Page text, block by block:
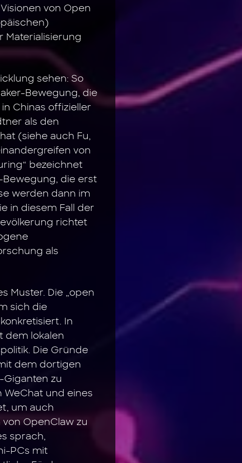
von Open
Materialisierung
sehen: So
Bewegung, die
Chinas offizieller
als den
(siehe auch Fu,
von
bezeichnet
Bewegung, die erst
werden dann im
in diesem Fall der
richtet
als
Muster. Die „open
sich die
In
dem lokalen
Die Gründe
dem dortigen
Giganten zu
WeChat und eines
um auch
OpenClaw zu
sprach,
PCs mit